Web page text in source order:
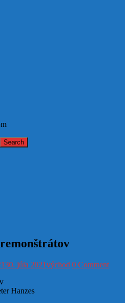
30. júla 2021východ 0 Comment
Hanzes